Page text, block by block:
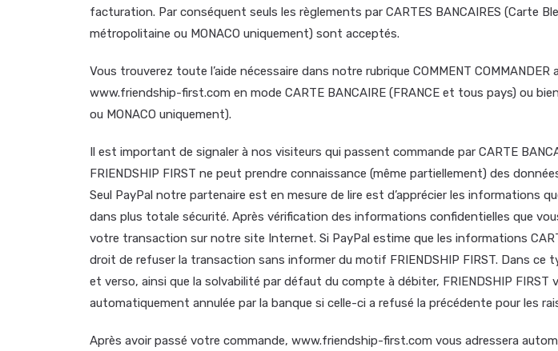
facturation. Par conséquent seuls les règlements par CARTES BANCAIRES (Carte
métropolitaine ou MONACO uniquement) sont acceptés.
Vous trouverez toute l’aide nécessaire dans notre rubrique COMMENT
www.friendship-first.com en mode CARTE BANCAIRE (FRANCE et tous pays) ou
ou MONACO uniquement).
Il est important de signaler à nos visiteurs qui passent commande par CARTE
FRIENDSHIP FIRST ne peut prendre connaissance (même partiellement) des
Seul PayPal notre partenaire est en mesure de lire est d’apprécier les informations
dans plus totale sécurité. Après vérification des informations confidentielles que
votre transaction sur notre site Internet. Si PayPal estime que les informations
droit de refuser la transaction sans informer du motif FRIENDSHIP FIRST. Dans
et verso, ainsi que la solvabilité par défaut du compte à débiter, FRIENDSHIP
automatiquement annulée par la banque si celle-ci a refusé la précédente pour les
Après avoir passé votre commande, www.friendship-first.com vous adressera